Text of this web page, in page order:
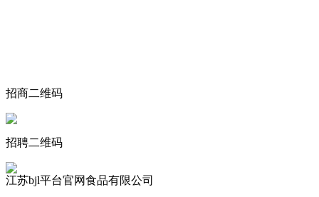
招商二维码
招聘二维码
江苏bjl平台官网食品有限公司